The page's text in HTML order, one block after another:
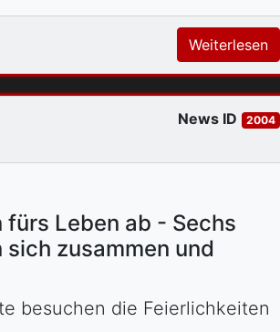
Weiterlesen
News ID 2004
Leben ab - Sechs
zusammen und
besuchen die Feierlichkeiten